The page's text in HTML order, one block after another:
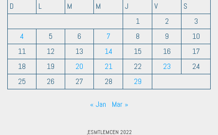
D
L M M J V
S
1
2
3
4
5 6 7 8 9
10
11
12 13 14 15 16
17
18
19 20 21 22 23
24
25
26 27 28 29
« Jan Mar »
,ESMTLEMCEN 2022